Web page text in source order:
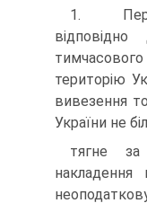
1.
територію
вивезення
України не
тягне
накладення